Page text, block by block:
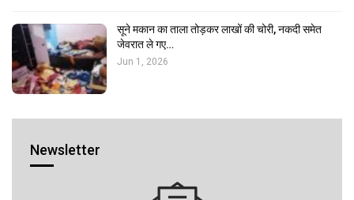
सूने मकान का ताला तोड़कर लाखों की चोरी, नकदी समेत
जेवरात ले गए…
Jun 1, 2026
Newsletter